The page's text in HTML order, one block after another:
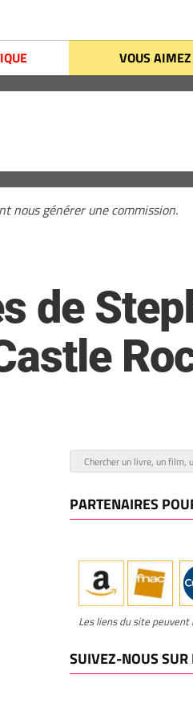
VOUS
nous générer une commission.
de
PARTENAIRES
Les liens du site
SUIVEZ-NOUS SUR